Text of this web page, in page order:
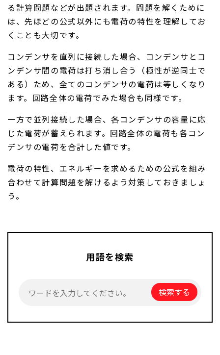
る計算問題などが出題されます。問題を解くために
は、先ほどの公式以外にも電荷の特性を理解してお
くことも大切です。
コンデンサを直列に接続した場合、コンデンサとコ
ンデンサ間の電荷は打ち消し合う（極性が逆同士で
ある）ため、全てのコンデンサの電荷は等しくなり
ます。回路全体の電荷でみた場合も同様です。
一方で並列接続した場合、各コンデンサの容量に応
じた電荷が蓄えられます。回路全体の電荷も各コン
デンサの電荷を合計した値です。
電荷の特性、エネルギーを求めるための公式を組み
合わせて計算問題を解けるよう対策しておきましょ
う。
用語を検索